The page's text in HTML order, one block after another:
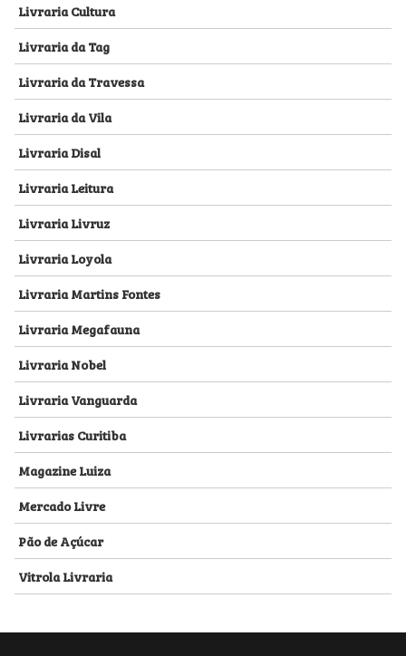
Livraria Cultura
Livraria da Tag
Livraria da Travessa
Livraria da Vila
Livraria Disal
Livraria Leitura
Livraria Livruz
Livraria Loyola
Livraria Martins Fontes
Livraria Megafauna
Livraria Nobel
Livraria Vanguarda
Livrarias Curitiba
Magazine Luiza
Mercado Livre
Pão de Açúcar
Vitrola Livraria